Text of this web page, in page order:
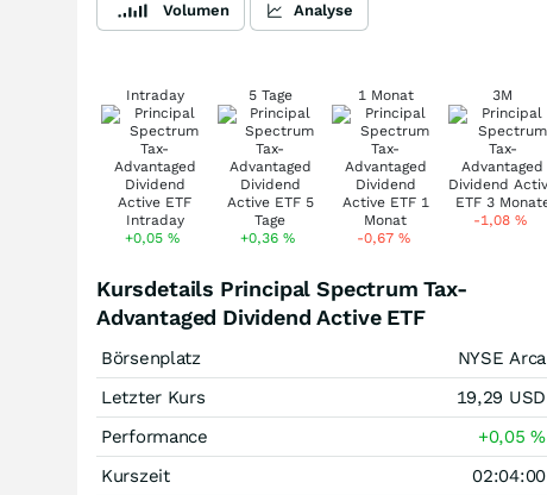
Volumen Analyse
Intraday
+0,05%
5 Tage
+0,36%
1 Monat
-0,67 %
3M
-1,08%
Kursdetails Principal Spectrum Tax-
Advantaged Dividend Active ETF
Börsenplatz
NYSE Arca
Letzter Kurs
19,29 USD
Performance
+0,05%
Kurszeit
02:04:00